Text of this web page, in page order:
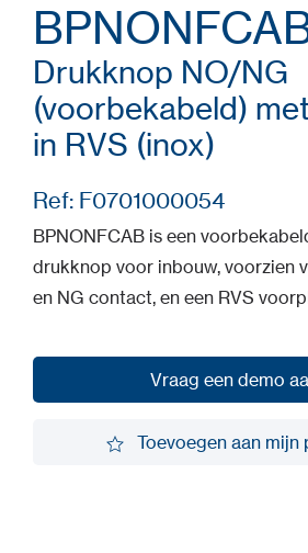
Drukknop NO/NG
(voorbekabeld)
in RVS (inox)
Ref: F0701000054
BPNONFCAB is een
drukknop voor inbouw, voorzien
en NG contact, en een RVS
Vraag een demo
Toevoegen aan mijn